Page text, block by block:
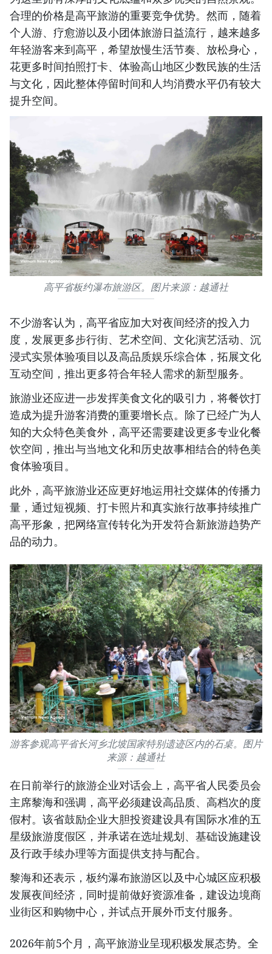
合理的价格是高平旅游的重要竞争优势。然而，随着
个人游、疗愈游以及小团体旅游日益流行，越来越多
年轻游客来到高平，希望放慢生活节奏、放松身心，
花更多时间拍照打卡、体验高山地区少数民族的生活
与文化，因此整体停留时间和人均消费水平仍有较大
提升空间。
高平省板约瀑布旅游区。图片来源：越通社
不少游客认为，高平省应加大对夜间经济的投入力
度，发展更多步行街、艺术空间、文化演艺活动、沉
浸式实景体验项目以及高品质娱乐综合体，拓展文化
互动空间，推出更多符合年轻人需求的新型服务。
旅游业还应进一步发挥美食文化的吸引力，将餐饮打
造成为提升游客消费的重要增长点。除了已经广为人
知的大众特色美食外，高平还需要建设更多专业化餐
饮空间，推出与当地文化和历史故事相结合的特色美
食体验项目。
此外，高平旅游业还应更好地运用社交媒体的传播力
量，通过短视频、打卡照片和真实旅行故事持续推广
高平形象，把网络宣传转化为开发符合新旅游趋势产
品的动力。
游客参观高平省长河乡北坡国家特别遗迹区内的石桌。图片
来源：越通社
在日前举行的旅游企业对话会上，高平省人民委员会
主席黎海和强调，高平必须建设高品质、高档次的度
假村。该省鼓励企业大胆投资建设具有国际水准的五
星级旅游度假区，并承诺在选址规划、基础设施建设
及行政手续办理等方面提供支持与配合。
黎海和还表示，板约瀑布旅游区以及中心城区应积极
发展夜间经济，同时提前做好资源准备，建设边境商
业街区和购物中心，并试点开展外币支付服务。
2026年前5个月，高平旅游业呈现积极发展态势。全